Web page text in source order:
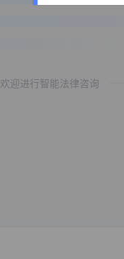
欢迎进行智能法律咨询